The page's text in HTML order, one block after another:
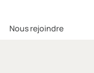
Nous rejoindre